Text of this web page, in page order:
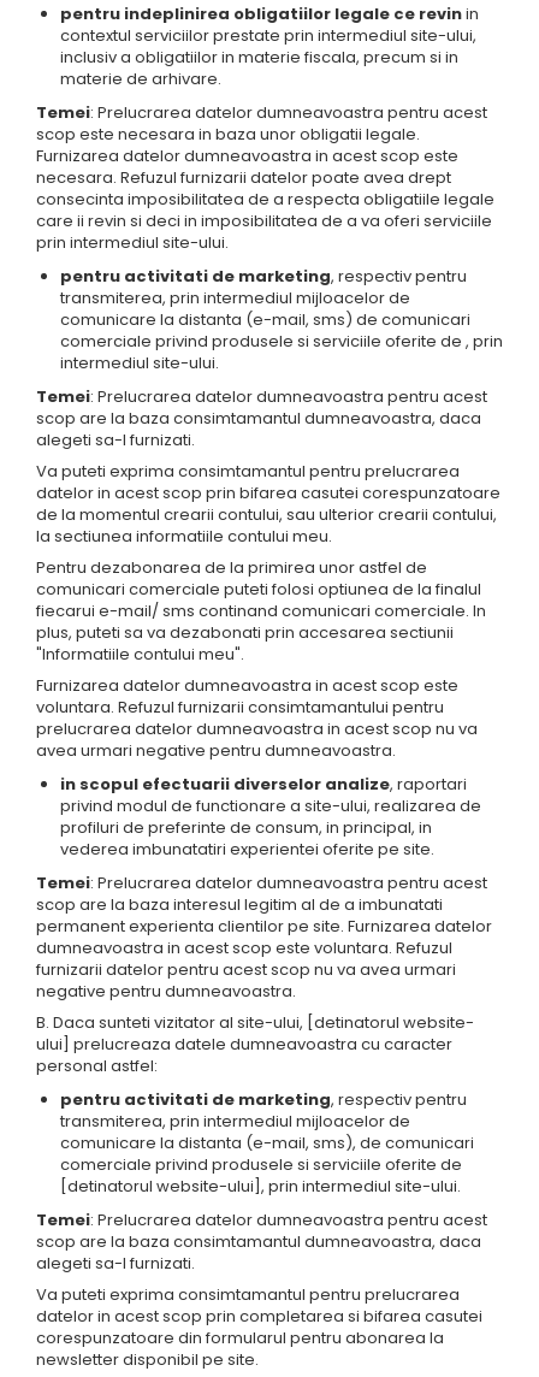
pentru indeplinirea obligatiilor legale ce revinin
contextul serviciilor prestate prin intermediul site-ului,
inclusiv a obligatiilor in materie fiscala, precum si in
materie de arhivare.
Temei: Prelucrarea datelor dumneavoastra pentru acest
scop este necesara in baza unor obligatii legale.
Furnizarea datelor dumneavoastra in acest scop este
necesara. Refuzul furnizarii datelor poate avea drept
consecinta imposibilitatea de a respecta obligatiile legale
care ii revin si deci in imposibilitatea de a va oferi serviciile
prin intermediul site-ului.
pentru activitati de marketing, respectiv pentru
transmiterea, prin intermediul mijloacelor de
comunicare la distanta (e-mail, sms) de comunicari
comerciale privind produsele si serviciile oferite de , prin
intermediul site-ului.
Temei: Prelucrarea datelor dumneavoastra pentru acest
scop are la baza consimtamantul dumneavoastra, daca
alegeti sa-l furnizati.
Va puteti exprima consimtamantul pentru prelucrarea
datelor in acest scop prin bifarea casutei corespunzatoare
de la momentul crearii contului, sau ulterior crearii contului,
la sectiunea informatiile contului meu.
Pentru dezabonarea de la primirea unor astfel de
comunicari comerciale puteti folosi optiunea de la finalul
fiecarui e-mail/ sms continand comunicari comerciale. In
plus, puteti sa va dezabonati prin accesarea sectiunii
"Informatiile contului meu".
Furnizarea datelor dumneavoastra in acest scop este
voluntara. Refuzul furnizarii consimtamantului pentru
prelucrarea datelor dumneavoastra in acest scop nu va
avea urmari negative pentru dumneavoastra.
in scopul efectuarii diverselor analize, raportari
privind modul de functionare a site-ului, realizarea de
profiluri de preferinte de consum, in principal, in
vederea imbunatatiri experientei oferite pe site.
Temei: Prelucrarea datelor dumneavoastra pentru acest
scop are la baza interesul legitim al de a imbunatati
permanent experienta clientilor pe site. Furnizarea datelor
dumneavoastra in acest scop este voluntara. Refuzul
furnizarii datelor pentru acest scop nu va avea urmari
negative pentru dumneavoastra.
B. Daca sunteti vizitator al site-ului, [detinatorul website-
ului] prelucreaza datele dumneavoastra cu caracter
personal astfel:
pentru activitati de marketing, respectiv pentru
transmiterea, prin intermediul mijloacelor de
comunicare la distanta (e-mail, sms), de comunicari
comerciale privind produsele si serviciile oferite de
[detinatorul website-ului], prin intermediul site-ului.
Temei: Prelucrarea datelor dumneavoastra pentru acest
scop are la baza consimtamantul dumneavoastra, daca
alegeti sa-l furnizati.
Va puteti exprima consimtamantul pentru prelucrarea
datelor in acest scop prin completarea si bifarea casutei
corespunzatoare din formularul pentru abonarea la
newsletter disponibil pe site.